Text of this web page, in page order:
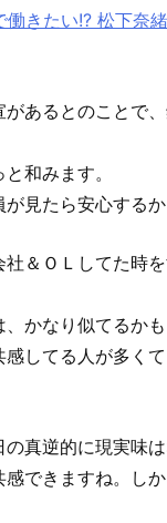
働きたい!? 松下奈
あるとのことで
和みます。
見たら安心するか
＆ＯＬしてた時
かなり似てるかも
してる人が多く
真逆的に現実味は
できますね。し